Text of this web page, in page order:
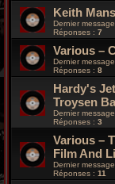
Keith
Dernier
Réponses : 7
Various –
Dernier
Réponses : 8
Hardy's
Troysen
Dernier
Réponses : 3
Various –
Film And
Dernier
Réponses : 11